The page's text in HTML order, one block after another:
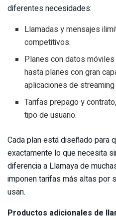
diferentes necesidades:
Llamadas y mensajes
competitivos.
Planes con datos
hasta planes con gran
aplicaciones de
Tarifas prepago y
tipo de usuario.
Cada plan está diseñado para
exactamente lo que necesita
diferencia a Llamaya de
imponen tarifas más altas por
usan.
Productos adicionales de